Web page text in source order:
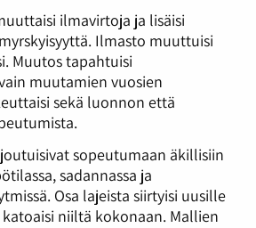
ilmavirtoja ja lisäisi
Ilmasto muuttuisi
Muutos tapahtuisi
muutamien vuosien
sekä luonnon että
sopeutumaan äkillisiin
sadannassa ja
Osa lajeista siirtyisi uusille
niiltä kokonaan. Mallien